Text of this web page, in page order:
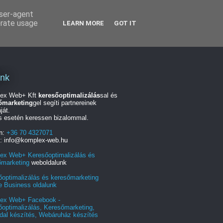
Web+ Kft keresőoptimalizálással és
gel segíti partnereinek
esetén keressen bizalommal.
+36 70 4327071
info@komplex-web.hu
Web+ Keresőoptimalizálás és
weboldalunk
és keresőmarketing
Business oldalunk
Web+ Facebook -
Keresőmarketing,
készítés, Webáruház készítés
agent
usage
LEARN MORE GOT IT